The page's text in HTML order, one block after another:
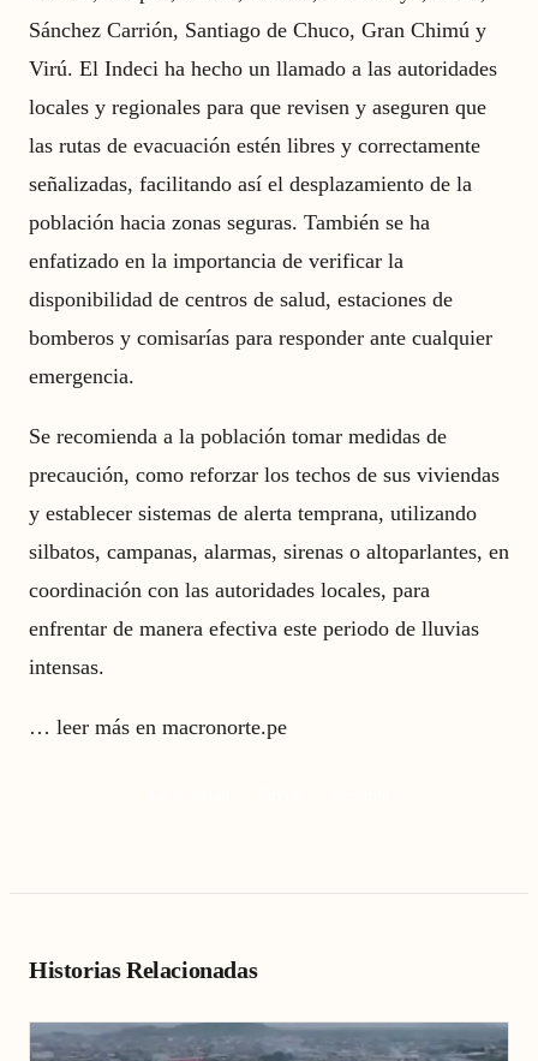
Sánchez Carrión, Santiago de Chuco, Gran Chimú y
Virú. El Indeci ha hecho un llamado a las autoridades
locales y regionales para que revisen y aseguren que
las rutas de evacuación estén libres y correctamente
señalizadas, facilitando así el desplazamiento de la
población hacia zonas seguras. También se ha
enfatizado en la importancia de verificar la
disponibilidad de centros de salud, estaciones de
bomberos y comisarías para responder ante cualquier
emergencia.
Se recomienda a la población tomar medidas de
precaución, como reforzar los techos de sus viviendas
y establecer sistemas de alerta temprana, utilizando
silbatos, campanas, alarmas, sirenas o altoparlantes, en
coordinación con las autoridades locales, para
enfrentar de manera efectiva este periodo de lluvias
intensas.
… leer más en macronorte.pe
Historias Relacionadas